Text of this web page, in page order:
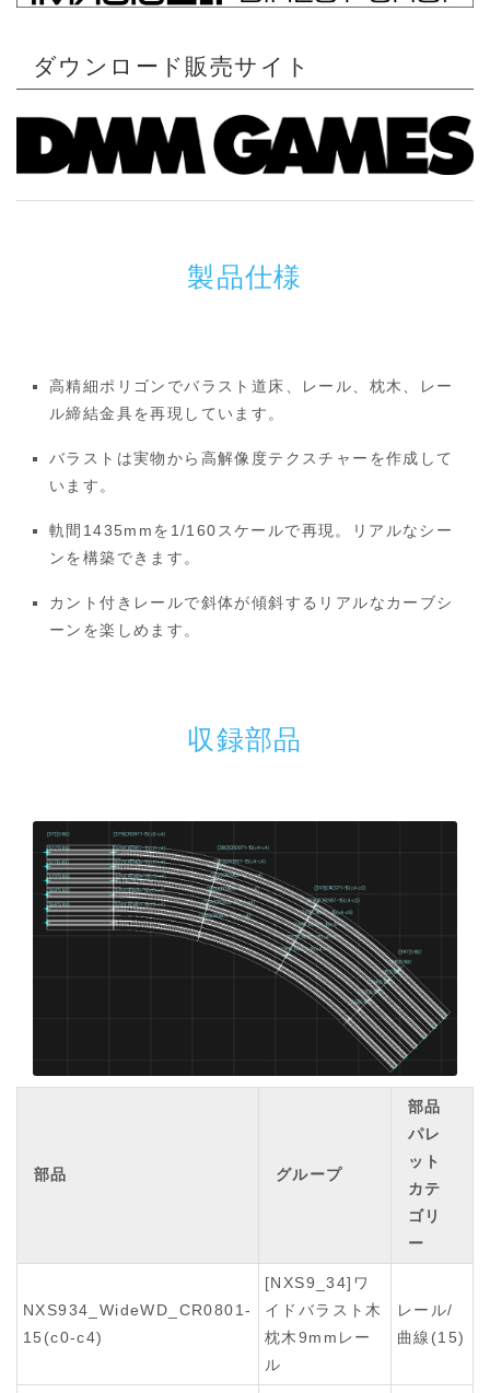
ダウンロード販売サイト
製品仕様
高精細ポリゴンでバラスト道床、レール、枕木、レー
ル締結金具を再現しています。
バラストは実物から高解像度テクスチャーを作成して
います。
軌間1435mmを1/160スケールで再現。リアルなシー
ンを構築できます。
カント付きレールで斜体が傾斜するリアルなカーブシ
ーンを楽しめます。
収録部品
部品 グループ
部品
パレ
ット
カテ
ゴリ
ー
NXS934_WideWD_CR0801-
15(c0-c4)
[NXS9_34]ワ
イドバラスト木
枕木9mmレー
ル
レール/
曲線(15)